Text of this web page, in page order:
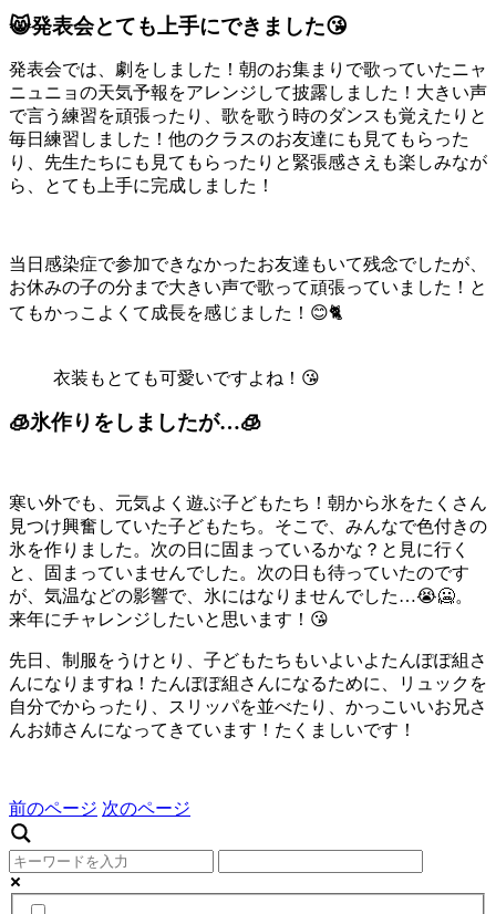
😸発表会とても上手にできました😘
発表会では、劇をしました！朝のお集まりで歌っていたニャ
ニュニョの天気予報をアレンジして披露しました！大きい声
で言う練習を頑張ったり、歌を歌う時のダンスも覚えたりと
毎日練習しました！他のクラスのお友達にも見てもらった
り、先生たちにも見てもらったりと緊張感さえも楽しみなが
ら、とても上手に完成しました！
当日感染症で参加できなかったお友達もいて残念でしたが、
お休みの子の分まで大きい声で歌って頑張っていました！と
てもかっこよくて成長を感じました！😊🐈
衣装もとても可愛いですよね！😘
🧊氷作りをしましたが…🧊
寒い外でも、元気よく遊ぶ子どもたち！朝から氷をたくさん
見つけ興奮していた子どもたち。そこで、みんなで色付きの
氷を作りました。次の日に固まっているかな？と見に行く
と、固まっていませんでした。次の日も待っていたのです
が、気温などの影響で、氷にはなりませんでした…😭🥶。
来年にチャレンジしたいと思います！😘
先日、制服をうけとり、子どもたちもいよいよたんぽぽ組さ
んになりますね！たんぽぽ組さんになるために、リュックを
自分でからったり、スリッパを並べたり、かっこいいお兄さ
んお姉さんになってきています！たくましいです！
前のページ 次のページ